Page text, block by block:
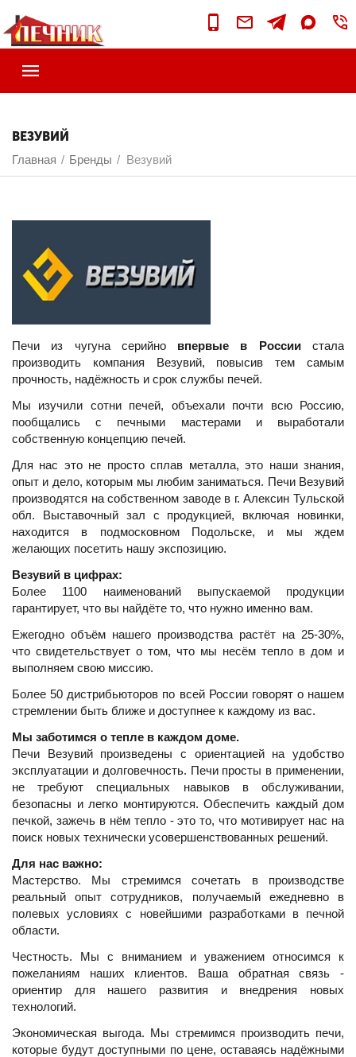
ВЕЗУВИЙ
Главная / Бренды / Везувий
Печи из чугуна серийно впервые в Россиистала
производить компания Везувий, повысив тем самым
прочность, надёжность и срок службы печей.
Мы изучили сотни печей, объехали почти всю Россию,
пообщались с печными мастерами и выработали
собственную концепцию печей.
Для нас это не просто сплав металла, это наши знания,
опыт и дело, которым мы любим заниматься. Печи Везувий
производятся на собственном заводе в г. Алексин Тульской
обл. Выставочный зал с продукцией, включая новинки,
находится в подмосковном Подольске, и мы ждем
желающих посетить нашу экспозицию.
Везувий в цифрах:
Более 1100 наименований выпускаемой продукции
гарантирует, что вы найдёте то, что нужно именно вам.
Ежегодно объём нашего производства растёт на 25-30%,
что свидетельствует о том, что мы несём тепло в дом и
выполняем свою миссию.
Более 50 дистрибьюторов по всей России говорят о нашем
стремлении быть ближе и доступнее к каждому из вас.
Мы заботимся о тепле в каждом доме.
Печи Везувий произведены с ориентацией на удобство
эксплуатации и долговечность. Печи просты в применении,
не требуют специальных навыков в обслуживании,
безопасны и легко монтируются. Обеспечить каждый дом
печкой, зажечь в нём тепло - это то, что мотивирует нас на
поиск новых технически усовершенствованных решений.
Для нас важно:
Мастерство. Мы стремимся сочетать в производстве
реальный опыт сотрудников, получаемый ежедневно в
полевых условиях с новейшими разработками в печной
области.
Честность. Мы с вниманием и уважением относимся к
пожеланиям наших клиентов. Ваша обратная связь -
ориентир для нашего развития и внедрения новых
технологий.
Экономическая выгода. Мы стремимся производить печи,
которые будут доступными по цене, оставаясь надёжными